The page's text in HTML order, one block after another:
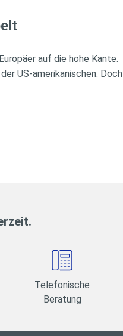
auf die hohe Kante.
US-amerikanischen. Doch
Telefonische
Beratung